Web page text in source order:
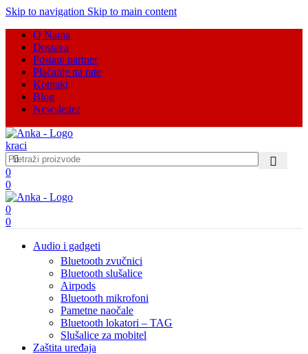
Skip to navigation Skip to main content
O Nama
Dostava
Postani partner
Plaćanje na rate
Kontakt
Blog
Newsletter
0
0
0
0
Audio i gadgeti
Bluetooth zvučnici
Bluetooth slušalice
Airpods
Bluetooth mikrofoni
Pametne naočale
Bluetooth lokatori – TAG
Slušalice za mobitel
Zaštita uređaja